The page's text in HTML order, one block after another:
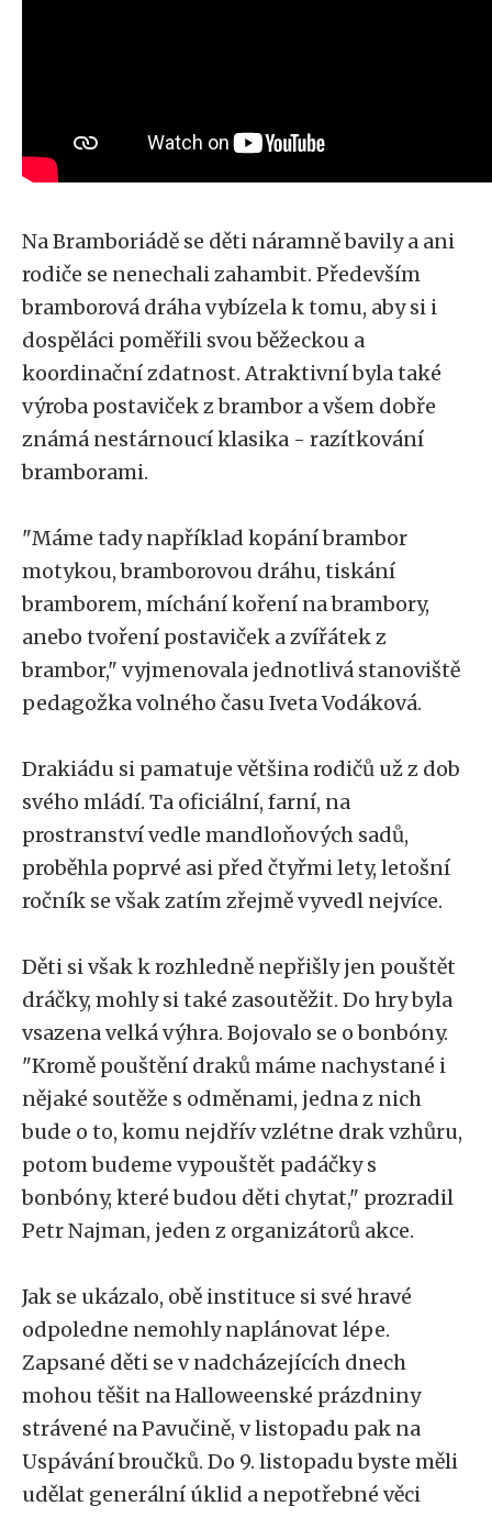
Na Bramboriádě se děti náramně bavily a ani
rodiče se nenechali zahambit. Především
bramborová dráha vybízela k tomu, aby si i
dospěláci poměřili svou běžeckou a
koordinační zdatnost. Atraktivní byla také
výroba postaviček z brambor a všem dobře
známá nestárnoucí klasika - razítkování
bramborami.
"Máme tady například kopání brambor
motykou, bramborovou dráhu, tiskání
bramborem, míchání koření na brambory,
anebo tvoření postaviček a zvířátek z
brambor," vyjmenovala jednotlivá stanoviště
pedagožka volného času Iveta Vodáková.
Drakiádu si pamatuje většina rodičů už z dob
svého mládí. Ta oficiální, farní, na
prostranství vedle mandloňových sadů,
proběhla poprvé asi před čtyřmi lety, letošní
ročník se však zatím zřejmě vyvedl nejvíce.
Děti si však k rozhledně nepřišly jen pouštět
dráčky, mohly si také zasoutěžit. Do hry byla
vsazena velká výhra. Bojovalo se o bonbóny.
"Kromě pouštění draků máme nachystané i
nějaké soutěže s odměnami, jedna z nich
bude o to, komu nejdřív vzlétne drak vzhůru,
potom budeme vypouštět padáčky s
bonbóny, které budou děti chytat," prozradil
Petr Najman, jeden z organizátorů akce.
Jak se ukázalo, obě instituce si své hravé
odpoledne nemohly naplánovat lépe.
Zapsané děti se v nadcházejících dnech
mohou těšit na Halloweenské prázdniny
strávené na Pavučině, v listopadu pak na
Uspávání broučků. Do 9. listopadu byste měli
udělat generální úklid a nepotřebné věci